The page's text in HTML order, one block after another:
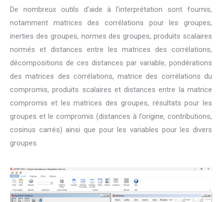
De nombreux outils d’aide à l’interprétation sont fournis,
notamment matrices des corrélations pour les groupes,
inerties des groupes, normes des groupes, produits scalaires
normés et distances entre les matrices des corrélations,
décompositions de ces distances par variable, pondérations
des matrices des corrélations, matrice des corrélations du
compromis, produits scalaires et distances entre la matrice
compromis et les matrices des groupes, résultats pour les
groupes et le compromis (distances à l’origine, contributions,
cosinus carrés) ainsi que pour les variables pour les divers
groupes.